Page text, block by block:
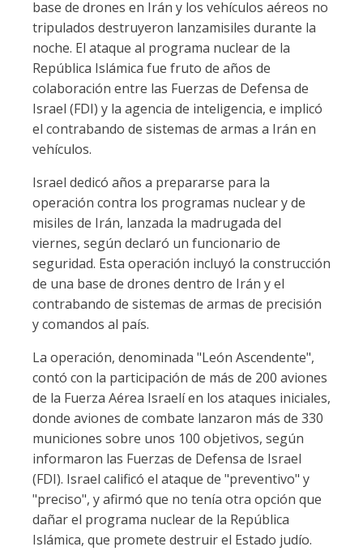
base de drones en Irán y los vehículos aéreos no
tripulados destruyeron lanzamisiles durante la
noche. El ataque al programa nuclear de la
República Islámica fue fruto de años de
colaboración entre las Fuerzas de Defensa de
Israel (FDI) y la agencia de inteligencia, e implicó
el contrabando de sistemas de armas a Irán en
vehículos.
Israel dedicó años a prepararse para la
operación contra los programas nuclear y de
misiles de Irán, lanzada la madrugada del
viernes, según declaró un funcionario de
seguridad. Esta operación incluyó la construcción
de una base de drones dentro de Irán y el
contrabando de sistemas de armas de precisión
y comandos al país.
La operación, denominada "León Ascendente",
contó con la participación de más de 200 aviones
de la Fuerza Aérea Israelí en los ataques iniciales,
donde aviones de combate lanzaron más de 330
municiones sobre unos 100 objetivos, según
informaron las Fuerzas de Defensa de Israel
(FDI). Israel calificó el ataque de "preventivo" y
"preciso", y afirmó que no tenía otra opción que
dañar el programa nuclear de la República
Islámica, que promete destruir el Estado judío.